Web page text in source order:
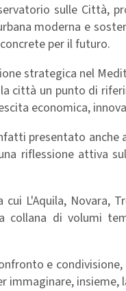
sulle Città,
moderna e
per il futuro.
strategica nel
città un punto di
economica,
presentato
riflessione attiva
L'Aquila, Novara,
collana di volumi
e
immaginare,